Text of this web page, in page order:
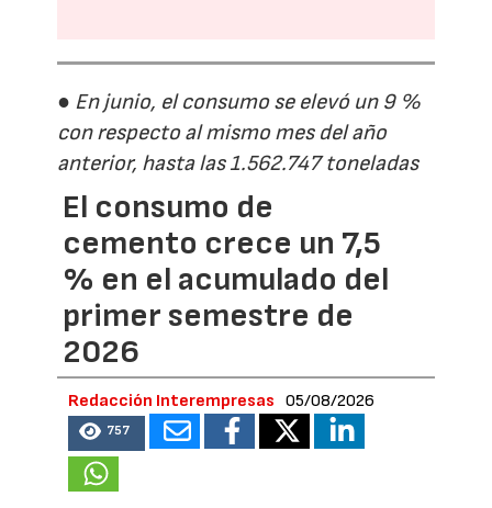
● En junio, el consumo se elevó un 9 %
con respecto al mismo mes del año
anterior, hasta las 1.562.747 toneladas
El consumo de
cemento crece un 7,5
% en el acumulado del
primer semestre de
2026
Redacción Interempresas 05/08/2026
757